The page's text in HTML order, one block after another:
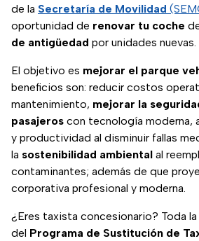
de la Secretaría de Movilidad
oportunidad de renovar tu coche
de antigüedad por unidades nuevas.
El objetivo es mejorar el parque
beneficios son: reducir costos
mantenimiento, mejorar la
pasajeros con tecnología moderna,
y productividad al disminuir fallas
la sostenibilidad ambiental al
contaminantes; además de que
corporativa profesional y moderna.
¿Eres taxista concesionario? Toda
del Programa de Sustitución de